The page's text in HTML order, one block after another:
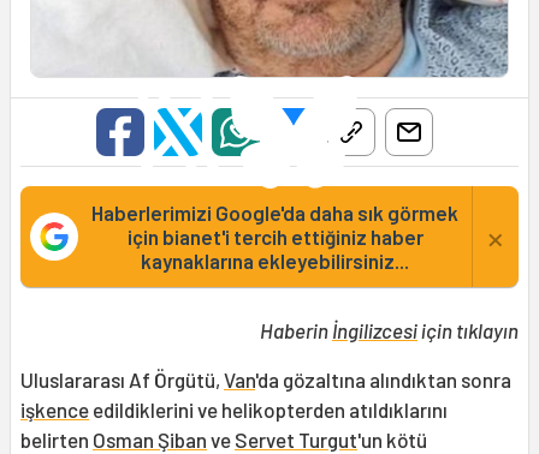
Haberlerimizi Google'da daha sık görmek
için bianet'i tercih ettiğiniz haber
kaynaklarına ekleyebilirsiniz...
×
Haberin İngilizcesiiçin tıklayın
Uluslararası Af Örgütü, Van'da gözaltına alındıktan sonra
işkence edildiklerini ve helikopterden atıldıklarını
belirten Osman Şiban ve Servet Turgut'un kötü